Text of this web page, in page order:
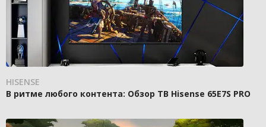
HISENSE
В ритме любого контента: Обзор ТВ Hisense 65E7S PRO